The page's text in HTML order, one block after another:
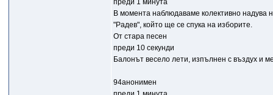
В момента наблюдаваме колективно надува
"Радев", който ще се спука на изборите.
От стара песен
преди 10 секунди
Балонът весело лети, изпълнен с въздух и
94анонимен